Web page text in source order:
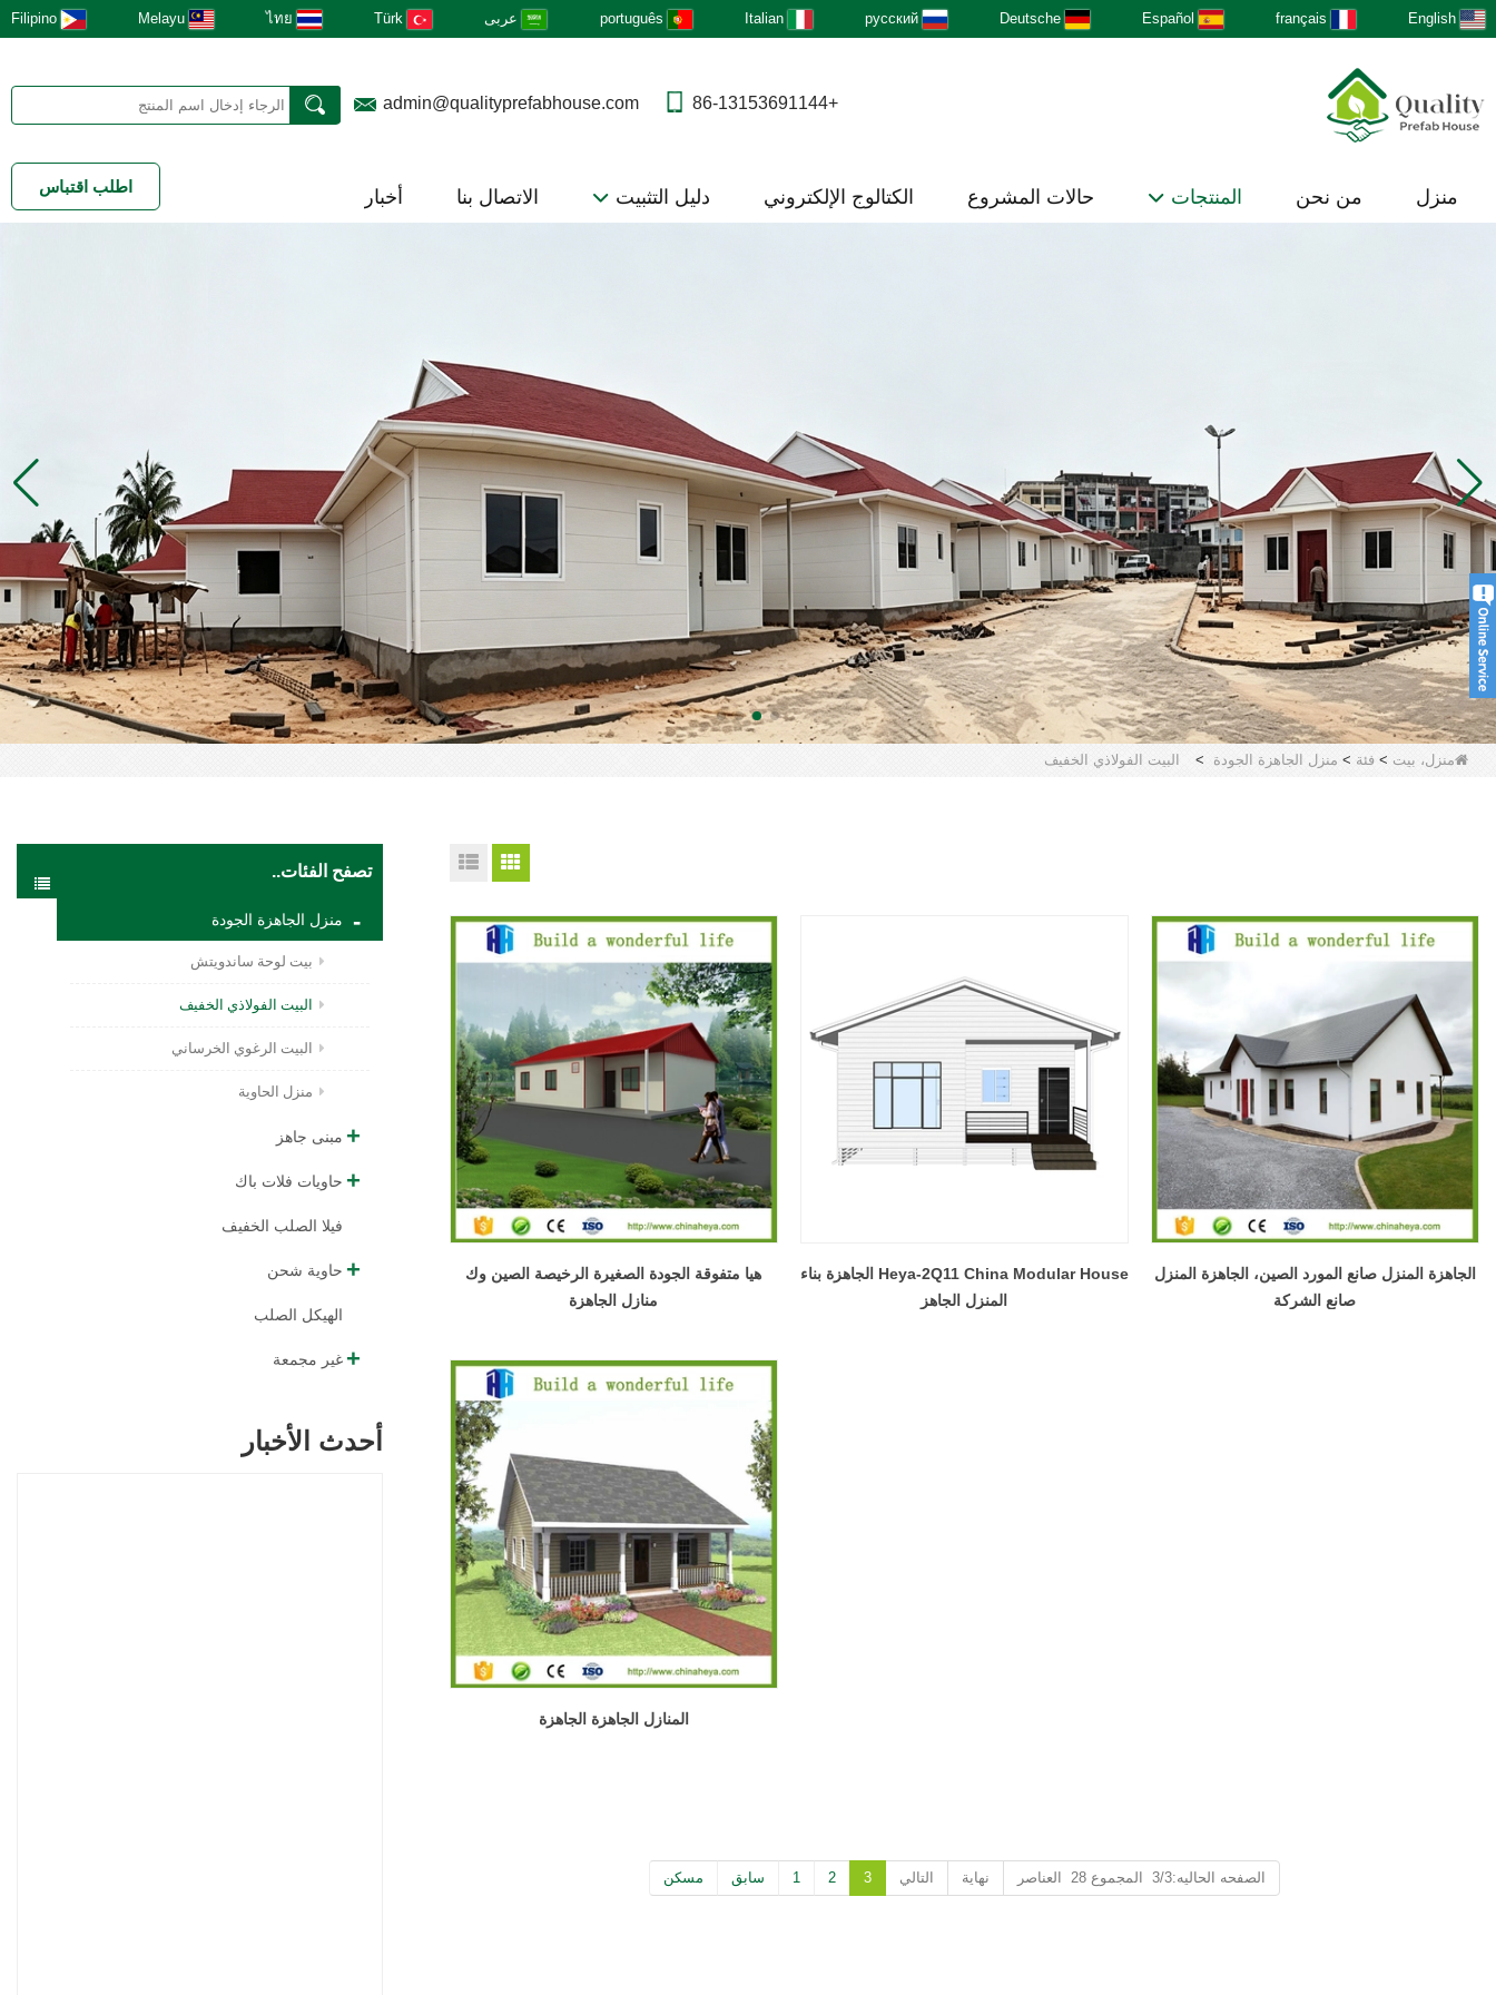
English
français
Español
Deutsche
русский
Italian
português عربى Türk
ไทย
Melayu
Filipino
+86-13153691144
admin@qualityprefabhouse.com
منزل من نحن المنتجات حالات المشروع الكتالوج الإلكتروني دليل التثبيت الاتصال بنا أخبار اطلب اقتباس
منزل، بيت > فئة > منزل الجاهزة الجودة > البيت الفولاذي الخفيف
تصفح الفئات..
منزل الجاهزة الجودة
بيت لوحة ساندويتش
البيت الفولاذي الخفيف
البيت الرغوي الخرساني
منزل الحاوية
مبنى جاهز
حاويات فلات باك
فيلا الصلب الخفيف
حاوية شحن
الهيكل الصلب
غير مجمعة
أحدث الأخبار
هيا متفوقة الجودة الصغيرة الرخيصة الصين وك
منازل الجاهزة
Heya-2Q11 China Modular House الجاهزة بناء
المنزل الجاهز
الجاهزة المنزل صانع المورد الصين، الجاهزة المنزل
صانع الشركة
المنازل الجاهزة الجاهزة
مسكن سابق 1 2 3 التالي نهاية الصفحه الحاليه:3/3 المجموع 28 العناصر